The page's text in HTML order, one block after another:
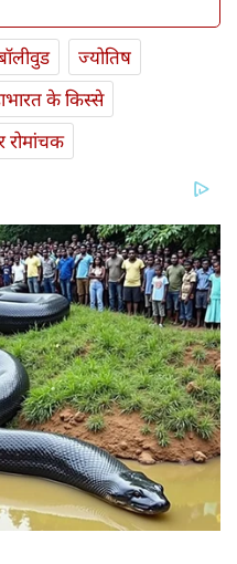
ज्योतिष
के किस्से